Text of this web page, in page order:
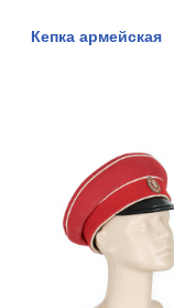
Кепка армейская